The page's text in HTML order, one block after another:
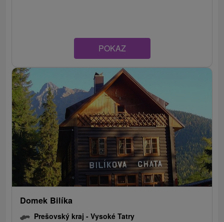
POKAZ
Domek Bilíka
Prešovský kraj -Vysoké Tatry